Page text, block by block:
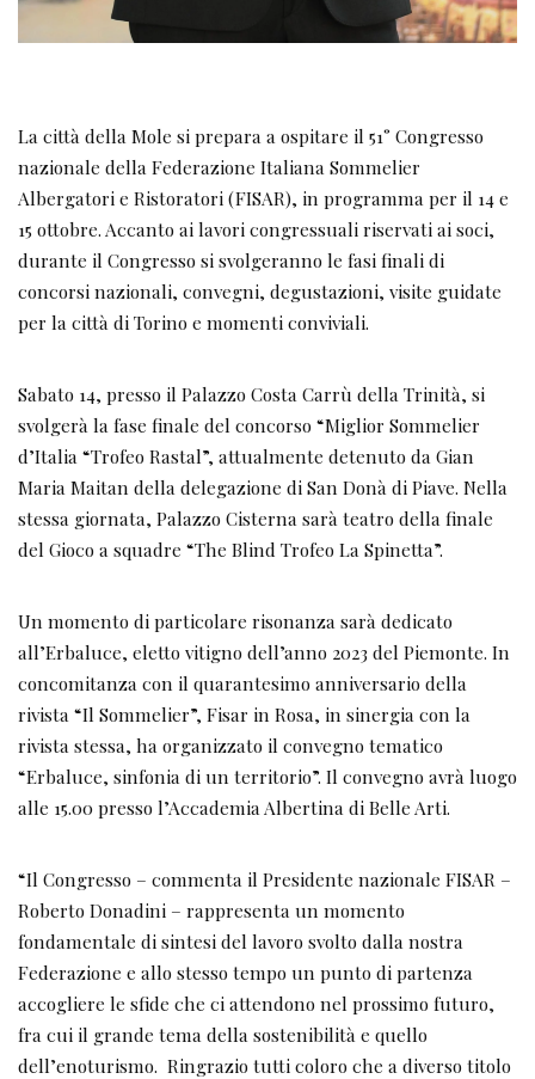
La città della Mole si prepara a ospitare il 51° Congresso
nazionale della Federazione Italiana Sommelier
Albergatori e Ristoratori (FISAR), in programma per il 14 e
15 ottobre. Accanto ai lavori congressuali riservati ai soci,
durante il Congresso si svolgeranno le fasi finali di
concorsi nazionali, convegni, degustazioni, visite guidate
per la città di Torino e momenti conviviali.
Sabato 14, presso il Palazzo Costa Carrù della Trinità, si
svolgerà la fase finale del concorso “Miglior Sommelier
d’Italia “Trofeo Rastal”, attualmente detenuto da Gian
Maria Maitan della delegazione di San Donà di Piave. Nella
stessa giornata, Palazzo Cisterna sarà teatro della finale
del Gioco a squadre “The Blind Trofeo La Spinetta”.
Un momento di particolare risonanza sarà dedicato
all’Erbaluce, eletto vitigno dell’anno 2023 del Piemonte. In
concomitanza con il quarantesimo anniversario della
rivista “Il Sommelier”, Fisar in Rosa, in sinergia con la
rivista stessa, ha organizzato il convegno tematico
“Erbaluce, sinfonia di un territorio”. Il convegno avrà luogo
alle 15.00 presso l’Accademia Albertina di Belle Arti.
“Il Congresso – commenta il Presidente nazionale FISAR –
Roberto Donadini – rappresenta un momento
fondamentale di sintesi del lavoro svolto dalla nostra
Federazione e allo stesso tempo un punto di partenza
accogliere le sfide che ci attendono nel prossimo futuro,
fra cui il grande tema della sostenibilità e quello
dell’enoturismo. Ringrazio tutti coloro che a diverso titolo